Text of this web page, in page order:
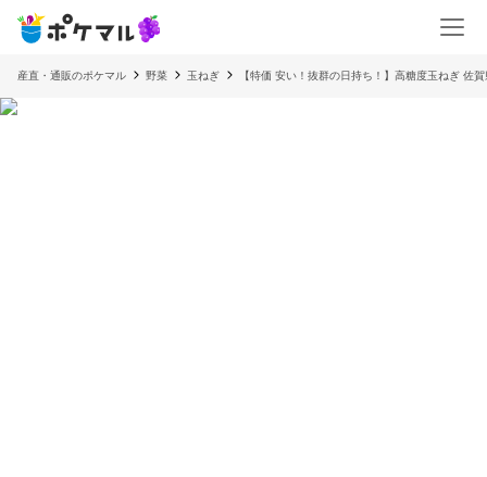
産直・通販のポケマル 野菜 玉ねぎ 【特価 安い！抜群の日持ち！】高糖度玉ねぎ 佐